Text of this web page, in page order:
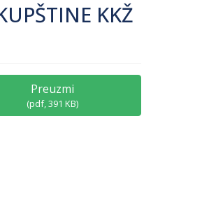
KKŽ
Preuzmi
(pdf,391 KB)